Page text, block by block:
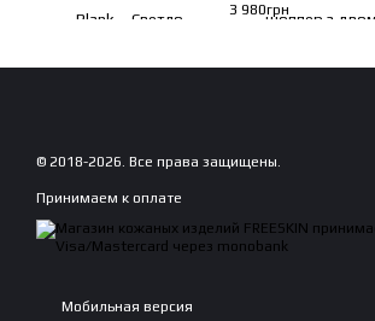
3 980грн
© 2018-2026. Все права защищены.
Принимаем к оплате
Мобильная версия